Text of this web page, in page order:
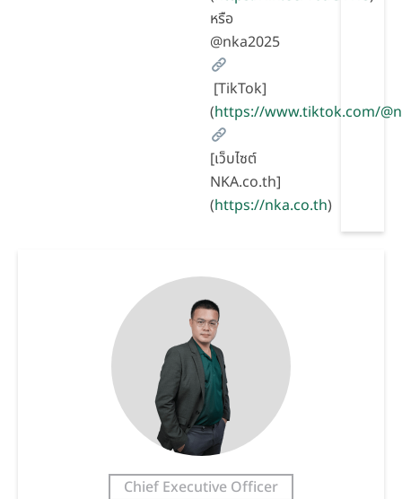
หรือ
@nka2025
[TikTok]
(https://www.tiktok.com/
[เว็บไซต์
NKA.co.th]
(https://nka.co.th)
Chief Executive Officer